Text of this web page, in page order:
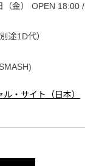
（金） OPEN 18:00
途1D代）
・サイト（日本）